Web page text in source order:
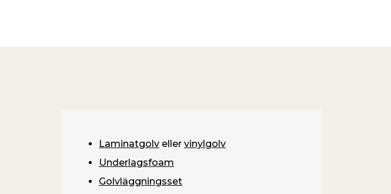
Laminatgolv eller vinylgolv
Underlagsfoam
Golvläggningsset